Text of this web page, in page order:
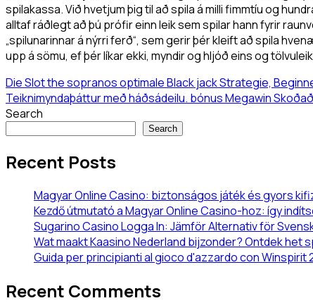
spilakassa. Við hvetjum þig til að spila á milli fimmtíu og
alltaf ráðlegt að þú prófir einn leik sem spilar hann fyrir
„spilunarinnar á nýrri ferð“, sem gerir þér kleift að spila
upp á sömu, ef þér líkar ekki, myndir og hljóð eins og
Die Slot the sopranos optimale Black jack Strategie,
Teiknimyndaþáttur með háðsádeilu. bónus Megawin
Search
Search
Recent Posts
Magyar Online Casino: biztonságos játék és gyors
Kezdő útmutató a Magyar Online Casino-hoz: így
Sugarino Casino Logga In: Jämför Alternativ för
Wat maakt Kaasino Nederland bijzonder? Ontdek het
Guida per principianti al gioco d'azzardo con Winspirit
Recent Comments